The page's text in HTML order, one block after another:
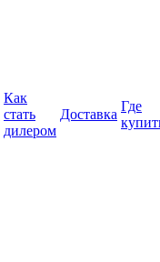
Как
стать
дилером
Доставка
Где